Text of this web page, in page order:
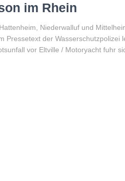
im Rhein
Niederwalluf und
Pressetext der Wasserschutzpolizei
vor Eltville / Motoryacht fuhr